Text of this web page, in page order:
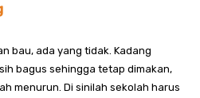
bau, ada yang tidak. Kadang
bagus sehingga tetap dimakan,
menurun. Di sinilah sekolah harus